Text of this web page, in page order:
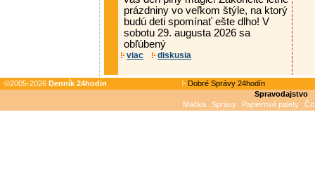
prázdniny vo veľkom štýle, na ktorý
budú deti spomínať ešte dlho! V
sobotu 29. augusta 2026 sa
obľúbený
viac diskusia
©2005-2026 Denník 24hodin
Dobré Správy 24hodín
Spravodajstvo
Mačka
Správy Papierové palety